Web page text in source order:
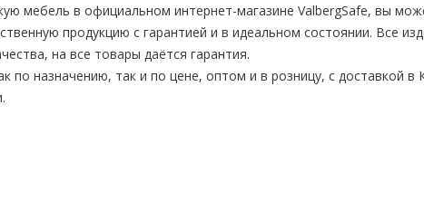
мебель в официальном интернет-магазине ValbergSafe, вы
продукцию с гарантией и в идеальном состоянии. Все
на все товары даётся гарантия.
назначению, так и по цене, оптом и в розницу, с доставкой в